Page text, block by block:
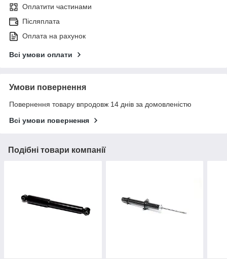
Оплатити частинами
Післяплата
Оплата на рахунок
Всі умови оплати
Умови повернення
Повернення товару впродовж 14 днів за домовленістю
Всі умови повернення
Подібні товари компанії